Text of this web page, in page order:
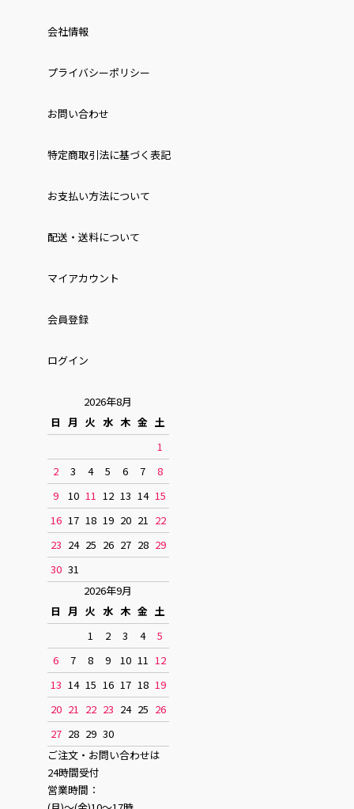
会社情報
プライバシーポリシー
お問い合わせ
特定商取引法に基づく表記
お⽀払い⽅法について
配送・送料について
マイアカウント
会員登録
ログイン
2026年8月
日 月 火 水 木 金 土
1
2
3 4 5 6 7
8
9
10 11 12 13 14 15
16 17 18 19 20 21 22
23 24 25 26 27 28 29
30 31
2026年9月
日 月 火 水 木 金 土
1
2 3 4
5
6
7 8 9 10 11 12
13 14 15 16 17 18 19
20 21 22 23 24 25 26
27 28 29 30
ご注文・お問い合わせは
24時間受付
営業時間：